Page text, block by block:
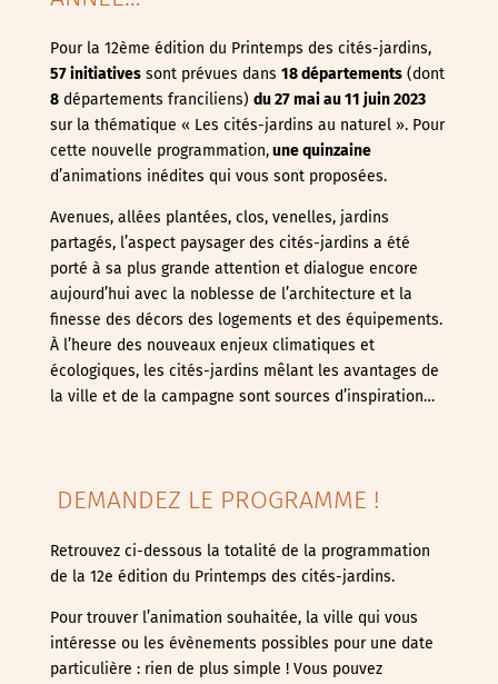
Pour la 12ème édition du Printemps des cités-jardins,
57 initiativessont prévues dans 18 départements(dont
8départements franciliens) du 27 mai au 11 juin2023
sur la thématique « Les cités-jardins au naturel ». Pour
cette nouvelle programmation,une quinzaine
d’animations inédites qui vous sont proposées.
Avenues, allées plantées, clos, venelles, jardins
partagés, l’aspect paysager des cités-jardins a été
porté à sa plus grande attention et dialogue encore
aujourd’hui avec la noblesse de l’architecture et la
finesse des décors des logements et des équipements.
À l’heure des nouveaux enjeux climatiques et
écologiques, les cités-jardins mêlant les avantages de
la ville et de la campagne sont sources d’inspiration…
DEMANDEZ LE PROGRAMME !
Retrouvez ci-dessous la totalité de la programmation
de la 12e édition du Printemps des cités-jardins.
Pour trouver l’animation souhaitée, la ville qui vous
intéresse ou les évènements possibles pour une date
particulière : rien de plus simple ! Vous pouvez